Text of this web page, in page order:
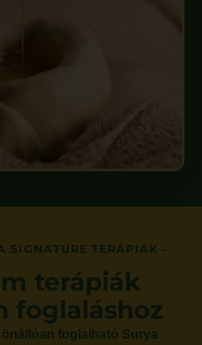
SIGNATURE TERÁPIÁK –
terápiák
foglaláshoz
foglalható Surya